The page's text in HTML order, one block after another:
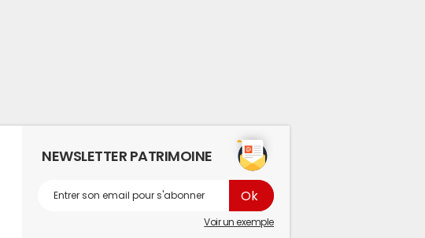
NEWSLETTER PATRIMOINE
Voir un exemple